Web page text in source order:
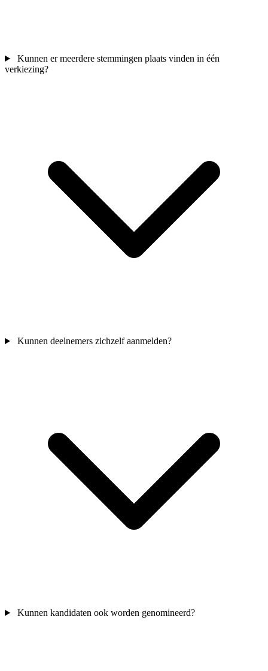
Kunnen er meerdere stemmingen plaats vinden in één
verkiezing?
Kunnen deelnemers zichzelf aanmelden?
Kunnen kandidaten ook worden genomineerd?